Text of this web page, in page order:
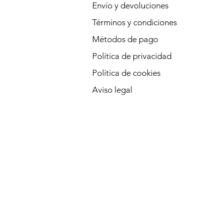
Envío y devoluciones
Términos y condiciones
Métodos de pago
Política de privacidad
Política de cookies
Aviso legal